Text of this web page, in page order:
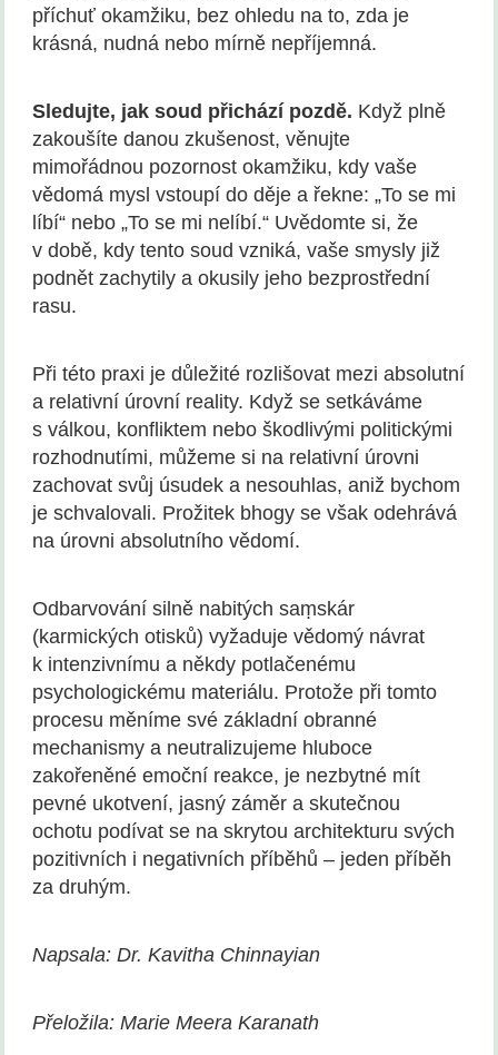
příchuť okamžiku, bez ohledu na to, zda je
krásná, nudná nebo mírně nepříjemná.
Sledujte, jak soud přichází pozdě. Když plně
zakoušíte danou zkušenost, věnujte
mimořádnou pozornost okamžiku, kdy vaše
vědomá mysl vstoupí do děje a řekne: „To se mi
líbí“ nebo „To se mi nelíbí.“ Uvědomte si, že
v době, kdy tento soud vzniká, vaše smysly již
podnět zachytily a okusily jeho bezprostřední
rasu.
Při této praxi je důležité rozlišovat mezi absolutní
a relativní úrovní reality. Když se setkáváme
s válkou, konfliktem nebo škodlivými politickými
rozhodnutími, můžeme si na relativní úrovni
zachovat svůj úsudek a nesouhlas, aniž bychom
je schvalovali. Prožitek bhogy se však odehrává
na úrovni absolutního vědomí.
Odbarvování silně nabitých saṃskár
(karmických otisků) vyžaduje vědomý návrat
k intenzivnímu a někdy potlačenému
psychologickému materiálu. Protože při tomto
procesu měníme své základní obranné
mechanismy a neutralizujeme hluboce
zakořeněné emoční reakce, je nezbytné mít
pevné ukotvení, jasný záměr a skutečnou
ochotu podívat se na skrytou architekturu svých
pozitivních i negativních příběhů – jeden příběh
za druhým.
Napsala: Dr. Kavitha Chinnayian
Přeložila: Marie Meera Karanath